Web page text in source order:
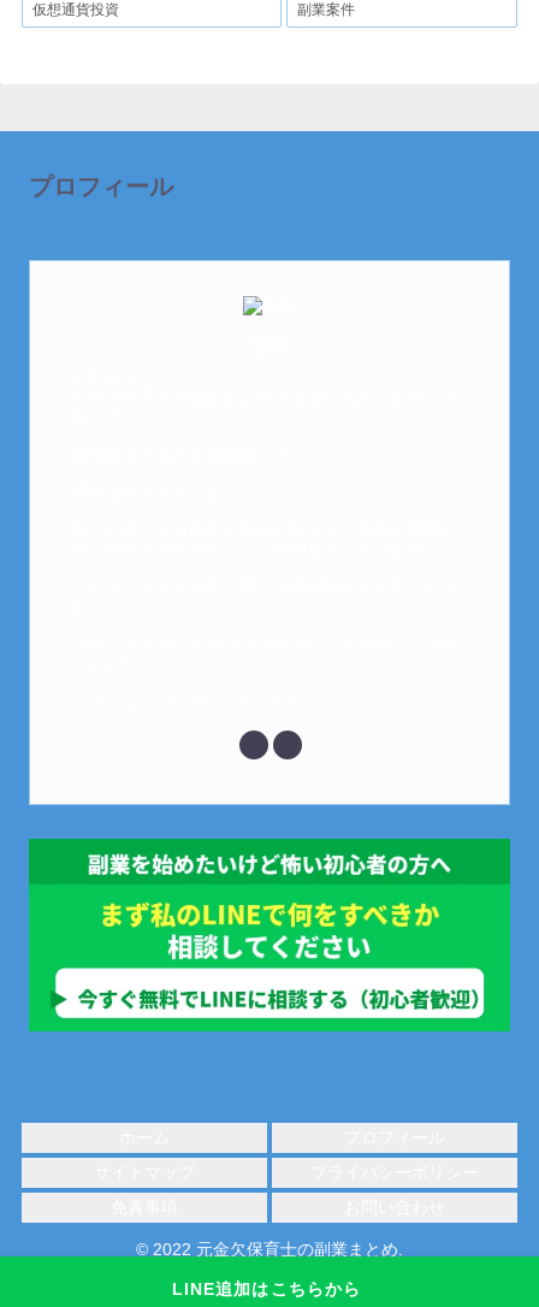
仮想通貨投資 副業案件
LINE追加はこちらから
プロフィール
© 2022 元金欠保育士の副業まとめ.